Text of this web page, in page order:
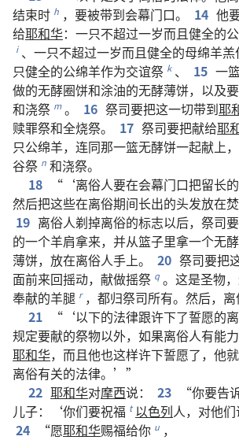
结束时 h ， 要被带到会幕门口。 14 他
给耶和华： 一只不超过一岁而且健全的公
i 、 一只不超过一岁而且健全的母绵羊羔
只健全的公绵羊作为交谊祭 k 、 15 一篮
做的无酵圈饼和涂油的无酵薄饼， 以及要
和浇祭 m 。 16 祭司要把这一切带到耶
赎罪祭和全烧祭。 17 祭司要把献给耶
只公绵羊， 连同那一篮无酵饼一起献上，
谷祭 n 和浇祭。
18
“‘离俗人要在会幕门口把留长的
然后把这些在离俗期间长出的头发放在
19 离俗人剃掉离俗的标志以后， 祭司要
的一个羊肩拿来， 并从篮子里拿一个无酵
薄饼， 放在离俗人手上。 20 祭司要把
面前来回摇动， 献做摇祭 q 。 这是圣物，
奉献的羊腿 r ， 都归祭司所有。 然后，
21
“‘以下的法律跟许下了誓愿的
规定要献的祭物以外， 如果离俗人有能力
耶和华， 而且他也这样许下誓愿了， 他就
离俗有关的法律。’”
22 耶和华对摩西说： 23 “你要告
儿子：‘你们要祝福 t 以色列人， 对他们
24
“愿耶和华赐福给你 u ，